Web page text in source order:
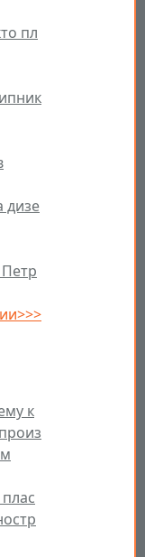
пл
дизе
к